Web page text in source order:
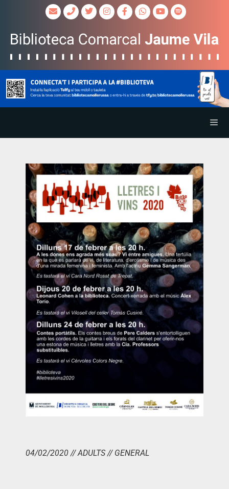
04/02/2020 // ADULTS // GENERAL